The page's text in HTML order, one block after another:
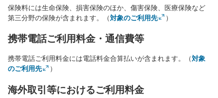
保険料には生命保険、損害保険のほか、傷害保険、医療保険など
第三分野の保険が含まれます。（対象のご利用先 ）
携帯電話ご利用料金・通信費等
携帯電話ご利用料金には電話料金合算払いが含まれます。（対象
のご利用先
）
海外取引等におけるご利用料金